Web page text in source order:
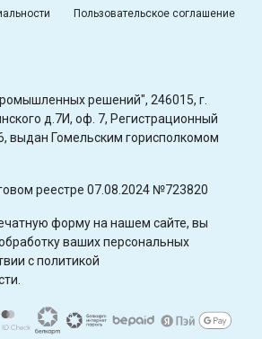
Пользовательское соглашение
решений", 246015, г.
д.7И, оф. 7, Регистрационный
выдан Гомельским горисполкомом
реестре 07.08.2024 №723820
форму на нашем сайте, вы
ваших персональных
с политикой